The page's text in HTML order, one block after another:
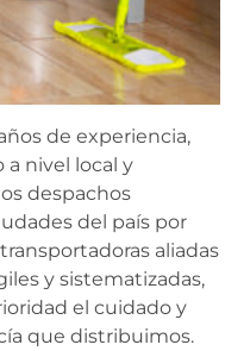
de experiencia,
a nivel local y
despachos
del país por
aliadas
y sistematizadas,
el cuidado y
que distribuimos.